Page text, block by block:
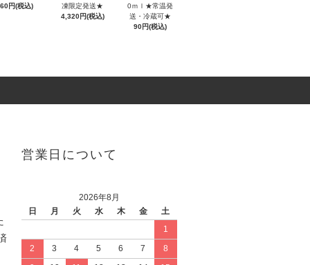
円(税込)
凍限定発送★
4,320円(税込)
0ｍｌ★常温発
送・冷蔵可★
90円(税込)
営業日について
2026年8月
日
月 火 水 木 金
土
1
2
3 4 5 6 7
8